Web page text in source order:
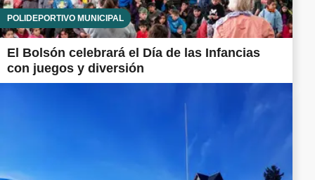
POLIDEPORTIVO MUNICIPAL
El Bolsón celebrará el Día de las Infancias
con juegos y diversión